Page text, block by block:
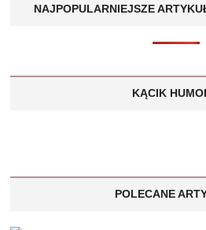
NAJPOPULARNIEJSZE
KĄCIK
POLECANE